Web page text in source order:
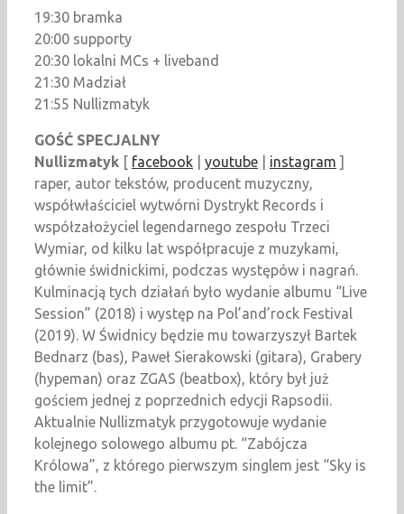
19:30 bramka
20:00 supporty
20:30 lokalni MCs + liveband
21:30 Madział
21:55 Nullizmatyk
GOŚĆ SPECJALNY
Nullizmatyk [ facebook youtube instagram ]
raper, autor tekstów, producent muzyczny,
współwłaściciel wytwórni Dystrykt Records i
współzałożyciel legendarnego zespołu Trzeci
Wymiar, od kilku lat współpracuje z muzykami,
głównie świdnickimi, podczas występów i nagrań.
Kulminacją tych działań było wydanie albumu “Live
Session” (2018) i występ na Pol’and’rock Festival
(2019). W Świdnicy będzie mu towarzyszył Bartek
Bednarz (bas), Paweł Sierakowski (gitara), Grabery
(hypeman) oraz ZGAS (beatbox), który był już
gościem jednej z poprzednich edycji Rapsodii.
Aktualnie Nullizmatyk przygotowuje wydanie
kolejnego solowego albumu pt. “Zabójcza
Królowa”, z którego pierwszym singlem jest “Sky is
the limit”.